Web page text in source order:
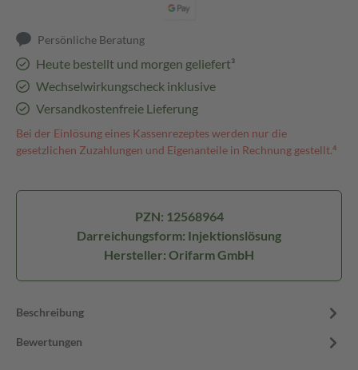
Persönliche Beratung
Heute bestellt und morgen geliefert³
Wechselwirkungscheck inklusive
Versandkostenfreie Lieferung
Bei der Einlösung eines Kassenrezeptes werden nur die
gesetzlichen Zuzahlungen und Eigenanteile in Rechnung gestellt.⁴
PZN: 12568964
Darreichungsform: Injektionslösung
Hersteller: Orifarm GmbH
Beschreibung
Bewertungen